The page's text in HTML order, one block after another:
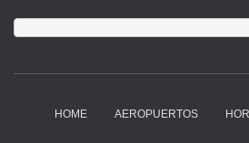
HOME AEROPUERTOS